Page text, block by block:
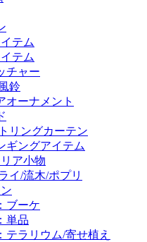
テム
テム
チャー
鈴
オーナメント
リングカーテン
ギングアイテム
ア小物
イ/流木/ポプリ
ブーケ
単品
テラリウム/寄せ植え